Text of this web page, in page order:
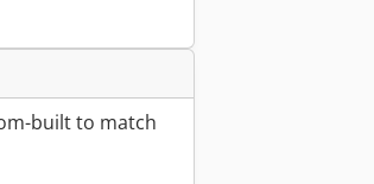
built to match